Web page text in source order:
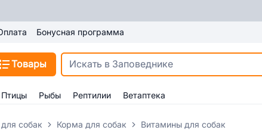
Бонусная программа
Товары
Птицы Рыбы Рептилии Ветаптека
собак Корма для собак Витамины для собак